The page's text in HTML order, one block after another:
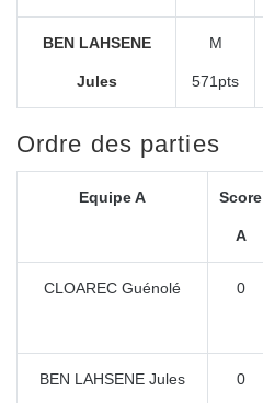
BEN LAHSENE
Jules
M
571pts
Ordre des parties
Equipe A Score
A
CLOAREC Guénolé 0
BEN LAHSENE Jules 0